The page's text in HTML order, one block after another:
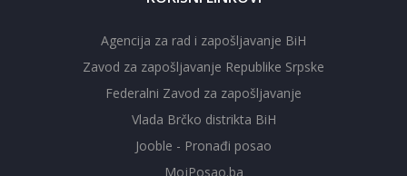
Agencija za rad i zapošljavanje BiH
Zavod za zapošljavanje Republike Srpske
Federalni Zavod za zapošljavanje
Vlada Brčko distrikta BiH
Jooble - Pronađi posao
MojPosao.ba